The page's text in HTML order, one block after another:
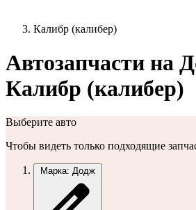
Калибр (калибер)
Автозапчасти на
Калибр (калибер)
Выберите авто
Чтобы видеть только подходящие
Марка: Додж